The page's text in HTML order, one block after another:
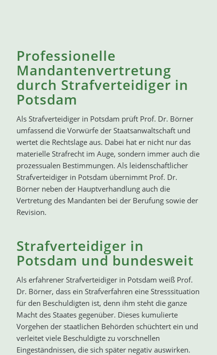
Professionelle
Mandantenvertretung
durch Strafverteidiger in
Potsdam
Als Strafverteidiger in Potsdam prüft Prof. Dr. Börner
umfassend die Vorwürfe der Staatsanwaltschaft und
wertet die Rechtslage aus. Dabei hat er nicht nur das
materielle Strafrecht im Auge, sondern immer auch die
prozessualen Bestimmungen. Als leidenschaftlicher
Strafverteidiger in Potsdam übernimmt Prof. Dr.
Börner neben der Hauptverhandlung auch die
Vertretung des Mandanten bei der Berufung sowie der
Revision.
Strafverteidiger in
Potsdam und bundesweit
Als erfahrener Strafverteidiger in Potsdam weiß Prof.
Dr. Börner, dass ein Strafverfahren eine Stresssituation
für den Beschuldigten ist, denn ihm steht die ganze
Macht des Staates gegenüber. Dieses kumulierte
Vorgehen der staatlichen Behörden schüchtert ein und
verleitet viele Beschuldigte zu vorschnellen
Eingeständnissen, die sich später negativ auswirken.